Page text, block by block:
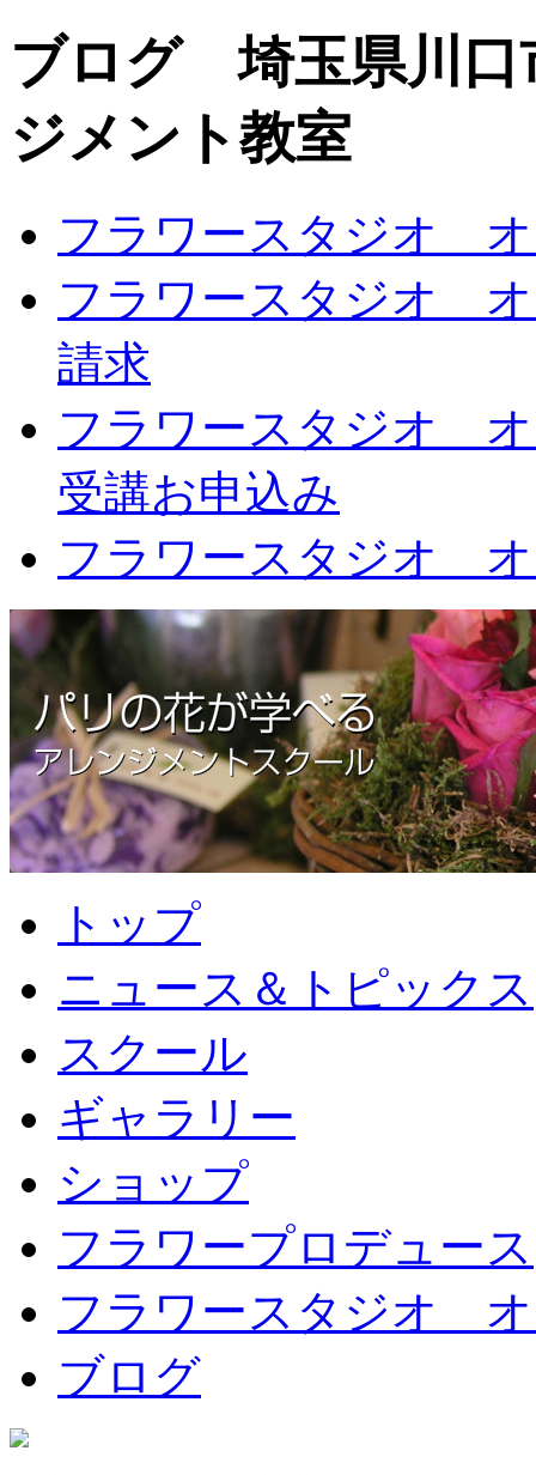
ブログ 埼玉県川口
ジメント教室
フラワースタジオ
フラワースタジオ オ
請求
フラワースタジオ
受講お申込み
フラワースタジオ
トップ
ニュース＆トピックス
スクール
ギャラリー
ショップ
フラワープロデュース
フラワースタジオ
ブログ